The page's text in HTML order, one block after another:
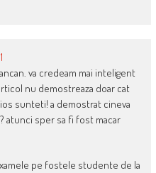
va credeam mai inteligent
nu demostreaza doar cat
sunteti! a demostrat cineva
atunci sper sa fi fost macar
pe fostele studente de la